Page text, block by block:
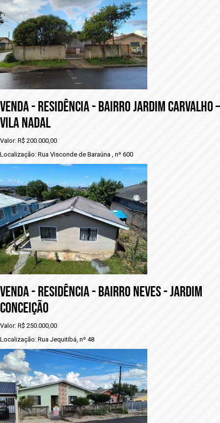
VENDA - RESIDÊNCIA - BAIRRO JARDIM CARVALHO –
VILA NADAL
Valor: R$ 200.000,00
Localização: Rua Visconde de Baraúna , nº 600
VENDA - rESIDÊNCIA - BAIRRO NEVES - JARDIM
CONCEIÇÃO
Valor: R$ 250.000,00
Localização: Rua Jequitibá, nº 48